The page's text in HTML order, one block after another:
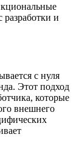
и
с нуля
Этот подход
которые
внешнего